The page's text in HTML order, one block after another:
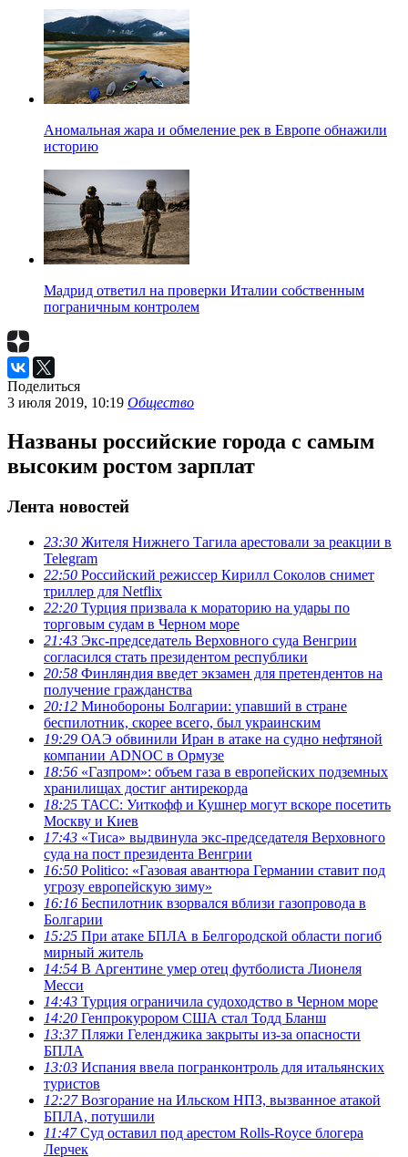
Аномальная жара и обмеление рек в Европе обнажили
историю
Мадрид ответил на проверки Италии собственным
пограничным контролем
Поделиться
3 июля 2019, 10:19 Общество
Названы российские города с самым
высоким ростом зарплат
Лента новостей
23:30 Жителя Нижнего Тагила арестовали за реакции в
Теlegram
22:50 Российский режиссер Кирилл Соколов снимет
триллер для Netflix
22:20 Турция призвала к мораторию на удары по
торговым судам в Черном море
21:43 Экс-председатель Верховного суда Венгрии
согласился стать президентом республики
20:58 Финляндия введет экзамен для претендентов на
получение гражданства
20:12 Минобороны Болгарии: упавший в стране
беспилотник, скорее всего, был украинским
19:29 ОАЭ обвинили Иран в атаке на судно нефтяной
компании ADNOC в Ормузе
18:56 «Газпром»: объем газа в европейских подземных
хранилищах достиг антирекорда
18:25 ТАСС: Уиткофф и Кушнер могут вскоре посетить
Москву и Киев
17:43 «Тиса» выдвинула экс-председателя Верховного
суда на пост президента Венгрии
16:50 Politico: «Газовая авантюра Германии ставит под
угрозу европейскую зиму»
16:16 Беспилотник взорвался вблизи газопровода в
Болгарии
15:25 При атаке БПЛА в Белгородской области погиб
мирный житель
14:54 В Аргентине умер отец футболиста Лионеля
Месси
14:43 Турция ограничила судоходство в Черном море
14:20 Генпрокурором США стал Тодд Бланш
13:37Пляжи Геленджика закрыты из-за опасности
БПЛА
13:03 Испания ввела погранконтроль для итальянских
туристов
12:27Возгорание на Ильском НПЗ, вызванное атакой
БПЛА, потушили
11:47Суд оставил под арестом Rolls-Royce блогера
Лерчек